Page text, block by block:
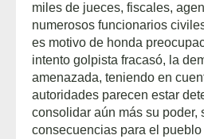
miles de jueces, fiscales,
numerosos funcionarios
es motivo de honda
intento golpista fracasó, la
amenazada, teniendo en
autoridades parecen estar
consolidar aún más su poder,
consecuencias para el